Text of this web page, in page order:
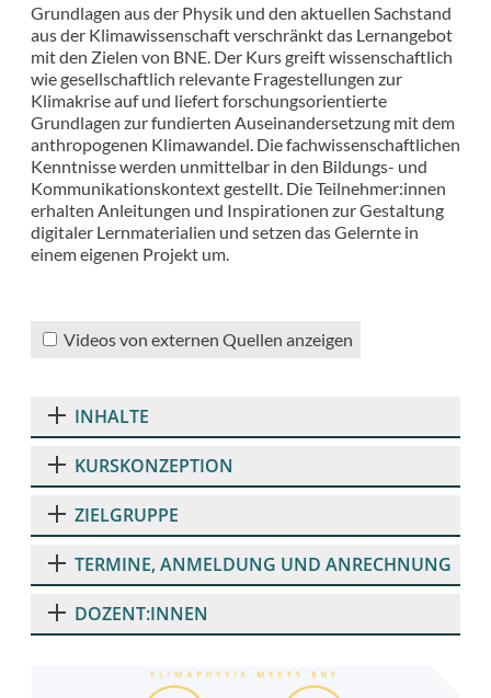
Grundlagen aus der Physik und den aktuellen Sachstand
aus der Klimawissenschaft verschränkt das Lernangebot
mit den Zielen von BNE. Der Kurs greift wissenschaftlich
wie gesellschaftlich relevante Fragestellungen zur
Klimakrise auf und liefert forschungsorientierte
Grundlagen zur fundierten Auseinandersetzung mit dem
anthropogenen Klimawandel. Die fachwissenschaftlichen
Kenntnisse werden unmittelbar in den Bildungs- und
Kommunikationskontext gestellt. Die Teilnehmer:innen
erhalten Anleitungen und Inspirationen zur Gestaltung
digitaler Lernmaterialien und setzen das Gelernte in
einem eigenen Projekt um.
Videos von externen Quellen anzeigen
INHALTE
KURSKONZEPTION
ZIELGRUPPE
TERMINE, ANMELDUNG UND ANRECHNUNG
DOZENT:INNEN